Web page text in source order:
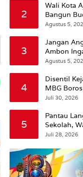
2
Wali Kota
Bangun
Agustus 5,
3
Jangan
Ambon
Agustus 5,
4
Disentil
MBG
Tahun,
Juli 30, 2026
5
Pantau
Sekolah,
Juli 28, 2026